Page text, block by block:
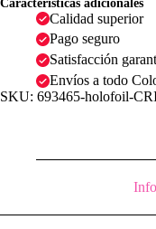
Características adicionales
Calidad superior
Pago seguro
Satisfacción
Envíos a todo
SKU: 693465-holofoil-